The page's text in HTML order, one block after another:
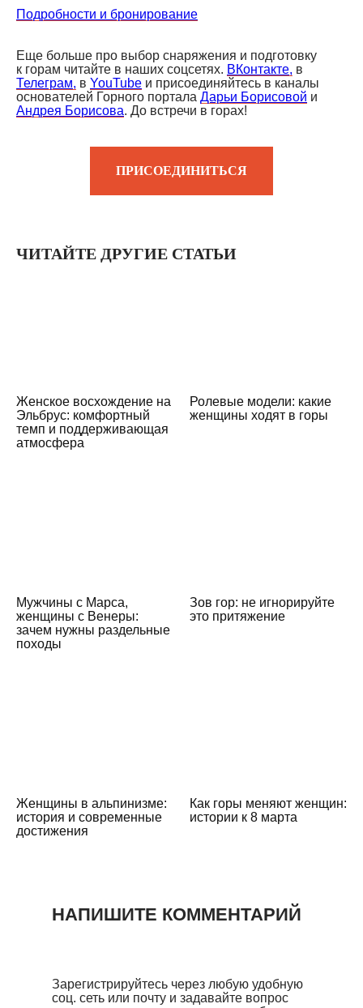
Подробности и бронирование
Еще больше про выбор снаряжения и подготовку
к горам читайте в наших соцсетях. ВКонтакте, в
Телеграм, в YouTube и присоединяйтесь в каналы
основателей Горного портала Дарьи Борисовой и
Андрея Борисова. До встречи в горах!
ПРИСОЕДИНИТЬСЯ
ЧИТАЙТЕ ДРУГИЕ СТАТЬИ
Женское восхождение на
Эльбрус: комфортный
темп и поддерживающая
атмосфера
Ролевые модели: какие
женщины ходят в горы
Мужчины с Марса,
женщины с Венеры:
зачем нужны раздельные
походы
Зов гор: не игнорируйте
это притяжение
Женщины в альпинизме:
история и современные
достижения
Как горы меняют женщин:
истории к 8 марта
Зарегистрируйтесь через любую удобную
соц. сеть или почту и задавайте вопрос
НАПИШИТЕ КОММЕНТАРИЙ